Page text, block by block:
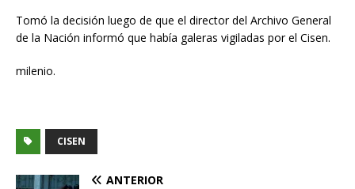
Tomó la decisión luego de que el director del Archivo General
de la Nación informó que había galeras vigiladas por el Cisen.
milenio.
CISEN
ANTERIOR